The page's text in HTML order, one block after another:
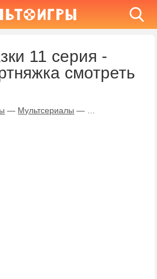
11 серия -
смотреть
— Мультсериалы —